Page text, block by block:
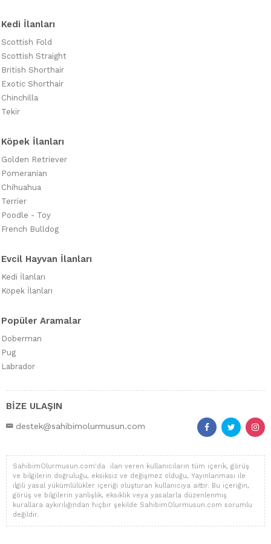
Kedi İlanları
Scottish Fold
Scottish Straight
British Shorthair
Exotic Shorthair
Chinchilla
Tekir
Köpek İlanları
Golden Retriever
Pomeranian
Chihuahua
Terrier
Poodle - Toy
French Bulldog
Evcil Hayvan İlanları
Kedi İlanları
Köpek İlanları
Popüler Aramalar
Doberman
Pug
Labrador
BİZE ULAŞIN
destek@sahibimolurmusun.com
SahibimOlurmusun.com'da ilan veren kullanıcıların tüm içerik, görüş
ve bilgilerin doğruluğu, eksiksiz ve değişmez olduğu, Yayınlanması ile
ilgili yasal yükümlülükler içeriği oluşturan kullanıcıya aittir. Bu içeriğin,
görüş ve bilgilerin yanlışlık, eksiklik veya yasalarla düzenlenmiş
kurallara aykırılığından hiçbir şekilde SahibimOlurmusun.com sorumlu
değildir.